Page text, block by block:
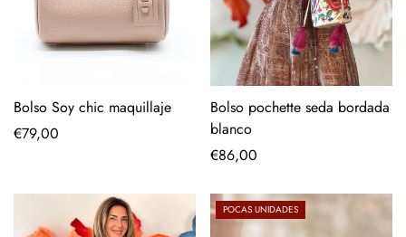
Bolso Soy chic maquillaje
Precio
€79,00
Bolso pochette seda bordada
blanco
Precio
€86,00
POCAS UNIDADES